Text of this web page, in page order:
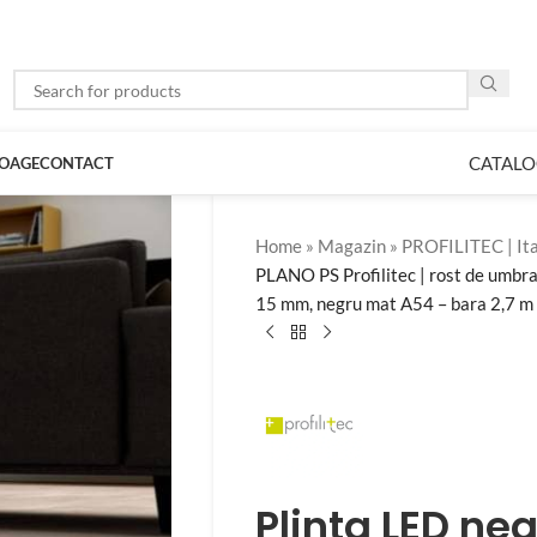
CONTACT
Home » Magazin » PROFILITEC |
PLANO PS Profilitec | rost de
15 mm, negru mat A54 – bara 2,7 m